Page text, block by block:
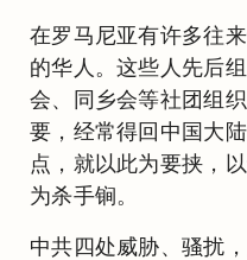
在罗马尼亚有许多往
的华人。这些人先后
会、同乡会等社团组
要，经常得回中国大
点，就以此为要挟，
为杀手锏。
中共四处威胁、骚扰